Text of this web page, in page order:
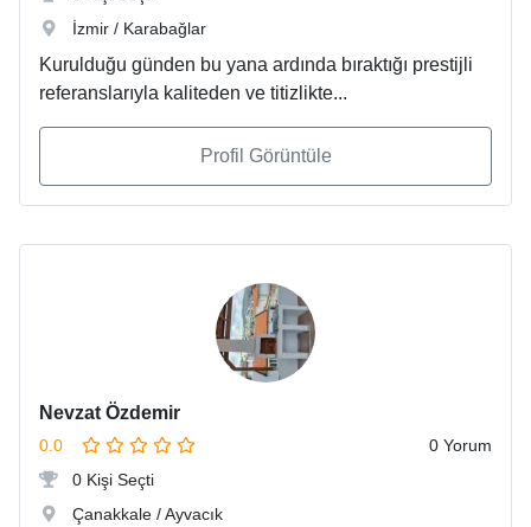
İzmir / Karabağlar
Kurulduğu günden bu yana ardında bıraktığı prestijli
referanslarıyla kaliteden ve titizlikte...
Profil Görüntüle
Nevzat Özdemir
0.0
0 Yorum
0 Kişi Seçti
Çanakkale / Ayvacık